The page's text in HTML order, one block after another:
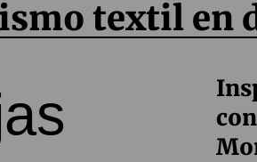
textil en